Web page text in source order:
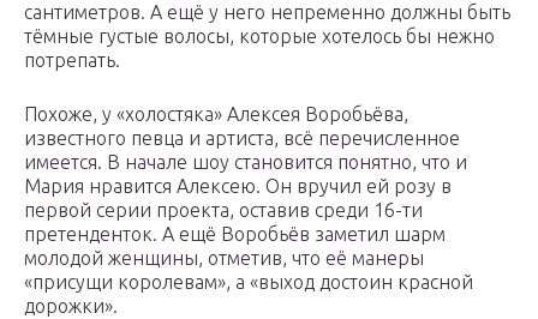
сантиметров. А ещё у него непременно должны быть
тёмные густые волосы, которые хотелось бы нежно
потрепать.
Похоже, у «холостяка» Алексея Воробьёва,
известного певца и артиста, всё перечисленное
имеется. В начале шоу становится понятно, что и
Мария нравится Алексею. Он вручил ей розу в
первой серии проекта, оставив среди 16-ти
претенденток. А ещё Воробьёв заметил шарм
молодой женщины, отметив, что её манеры
«присущи королевам», а «выход достоин красной
дорожки».